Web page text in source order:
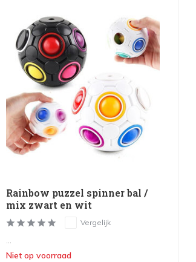
Rainbow puzzel spinner bal /
mix zwart en wit
Vergelijk
Niet op voorraad